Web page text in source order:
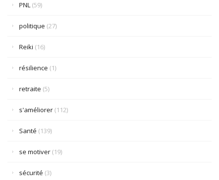
PNL (59)
politique (27)
Reiki (16)
résilience (1)
retraite (5)
s'améliorer (112)
Santé (139)
se motiver (19)
sécurité (3)